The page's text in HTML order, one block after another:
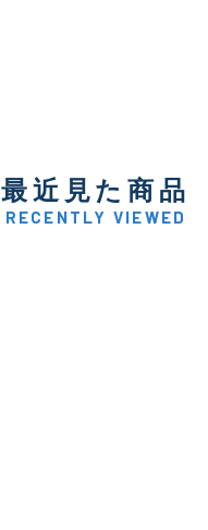
最近見た商品
RECENTLY VIEWED